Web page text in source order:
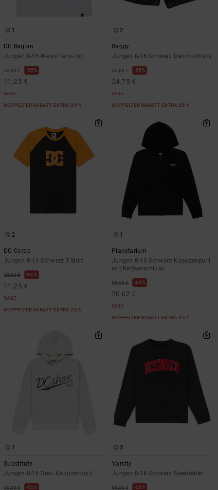
1
DC Raglan
Jungen 8-16 Weiss Tank-Top
25,00 € 55%
11,25 €
SALE
DOPPELTER RABATT EXTRA 25 %
2
Baggy
Jungen 8-16 Schwarz Denim-Shorts
55,00 € 55%
24,75 €
SALE
DOPPELTER RABATT EXTRA 25 %
2
DC Corpo
Jungen 8-16 Schwarz T-Shirt
25,00 € 55%
11,25 €
SALE
DOPPELTER RABATT EXTRA 25 %
1
Planetarium
Jungen 8-16 Schwarz Kapuzenpulli
mit Reißverschluss
55,00 € 63%
20,62 €
SALE
DOPPELTER RABATT EXTRA 25 %
1
Substitute
Jungen 8-16 Grau Kapuzenpulli
50,00 € 55%
3
Varsity
Jungen 8-16 Schwarz Sweatshirt
55,00 € 55%